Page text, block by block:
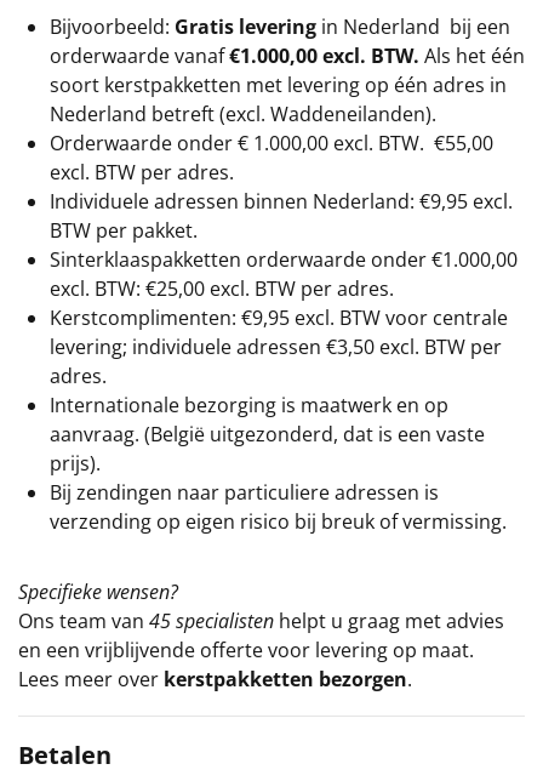
Bijvoorbeeld: Gratis levering in Nederland bij een
orderwaarde vanaf€1.000,00 excl. BTW. Als het één
soort kerstpakketten met levering op één adres in
Nederland betreft (excl. Waddeneilanden).
Orderwaarde onder € 1.000,00 excl. BTW. €55,00
excl. BTW per adres.
Individuele adressen binnen Nederland: €9,95 excl.
BTW per pakket.
Sinterklaaspakketten orderwaarde onder €1.000,00
excl. BTW: €25,00 excl. BTW per adres.
Kerstcomplimenten: €9,95 excl. BTW voor centrale
levering; individuele adressen €3,50 excl. BTW per
adres.
Internationale bezorging is maatwerk en op
aanvraag. (België uitgezonderd, dat is een vaste
prijs).
Bij zendingen naar particuliere adressen is
verzending op eigen risico bij breuk of vermissing.
Specifieke wensen?
Ons team van 45 specialisten helpt u graag met advies
en een vrijblijvende offerte voor levering op maat.
Lees meer over kerstpakketten bezorgen.
Betalen